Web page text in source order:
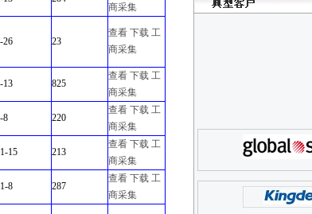
商采集
26 23
查看 下载 工
商采集
13 825
查看 下载 工
商采集
8 220
查看 下载 工
商采集
15 213
查看 下载 工
商采集
8 287
查看 下载 工
商采集